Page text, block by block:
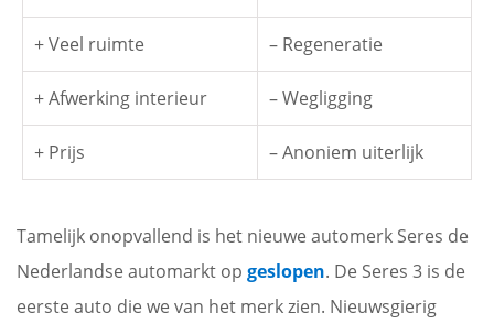
+ Veel ruimte – Regeneratie
+ Afwerking interieur – Wegligging
+ Prijs – Anoniem uiterlijk
Tamelijk onopvallend is het nieuwe automerk Seres de
Nederlandse automarkt op geslopen. De Seres 3 is de
eerste auto die we van het merk zien. Nieuwsgierig